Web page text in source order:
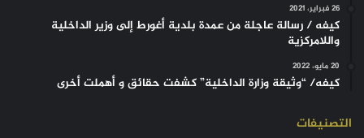
26 فبراير، 2021
كيفه / رسالة عاجلة من عمدة بلدية أغورط إلى وزير الداخلية
واللامركزية
20 مايو، 2022
كيفه/ “وثيقة وزارة الداخلية” كشفت حقائق و أهملت أخرى
التصنيفات